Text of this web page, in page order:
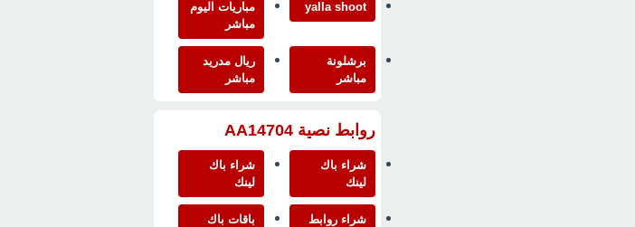
yalla shoot
مباريات اليوم
مباشر
برشلونة
مباشر
ريال مدريد
مباشر
روابط نصية AA14704
شراء باك
لينك
شراء باك
لينك
شراء روابط
باقات باك